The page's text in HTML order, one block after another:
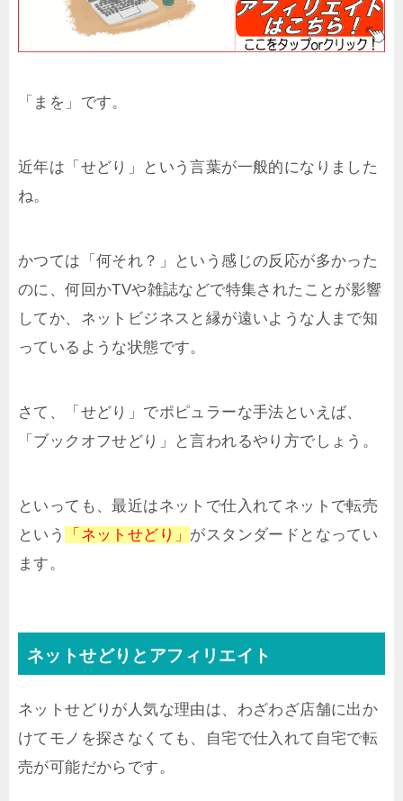
「まを」です。
近年は「せどり」という言葉が一般的になりました
ね。
かつては「何それ？」という感じの反応が多かった
のに、何回かTVや雑誌などで特集されたことが影響
してか、ネットビジネスと縁が遠いような人まで知
っているような状態です。
さて、「せどり」でポピュラーな手法といえば、
「ブックオフせどり」と言われるやり方でしょう。
といっても、最近はネットで仕入れてネットで転売
という
「ネットせどり」 がスタンダードとなってい
ます。
ネットせどりとアフィリエイト
ネットせどりが人気な理由は、わざわざ店舗に出か
けてモノを探さなくても、自宅で仕入れて自宅で転
売が可能だからです。